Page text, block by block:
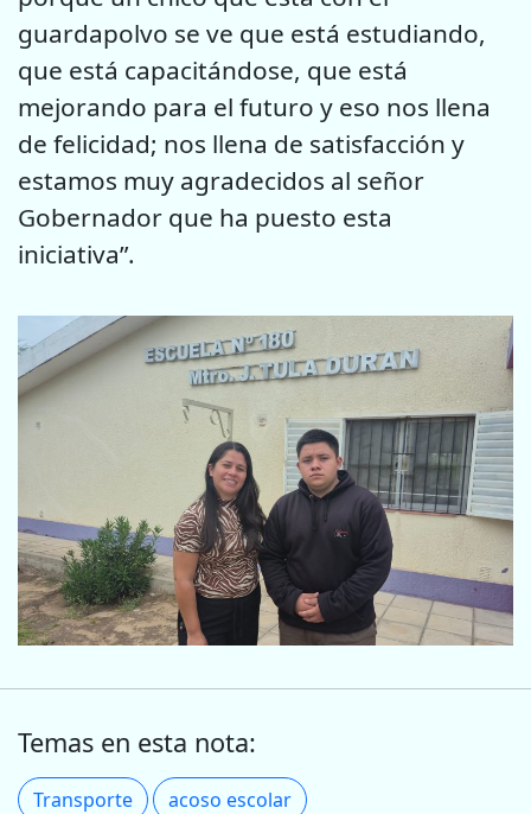
guardapolvo se ve que está estudiando,
que está capacitándose, que está
mejorando para el futuro y eso nos llena
de felicidad; nos llena de satisfacción y
estamos muy agradecidos al señor
Gobernador que ha puesto esta
iniciativa”.
Temas en esta nota:
Transporte acoso escolar